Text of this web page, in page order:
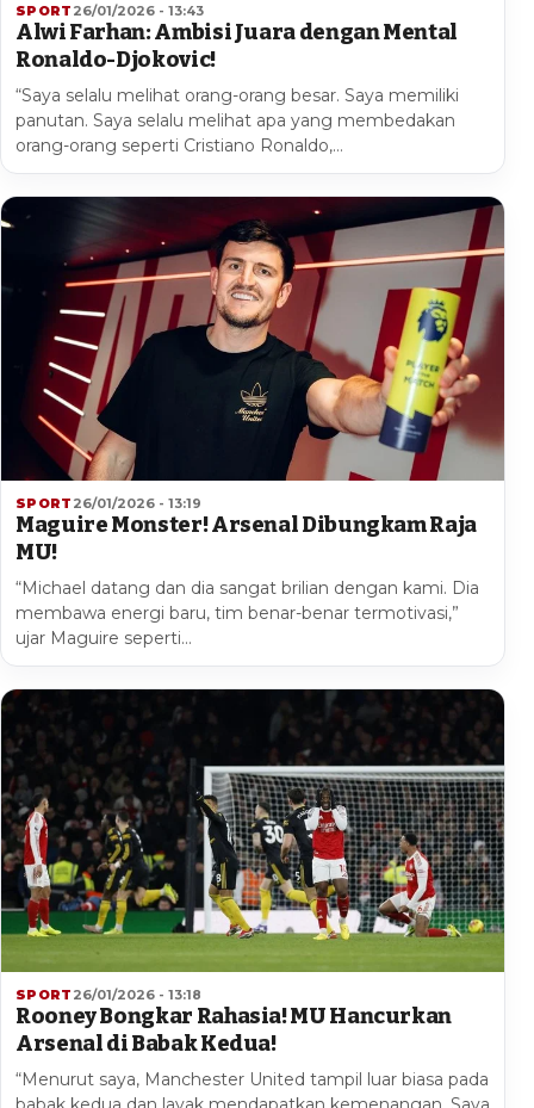
SPORT 26/01/2026 - 13:43
Alwi Farhan: Ambisi Juara dengan Mental
Ronaldo-Djokovic!
“Saya selalu melihat orang-orang besar. Saya memiliki
panutan. Saya selalu melihat apa yang membedakan
orang-orang seperti Cristiano Ronaldo,…
SPORT 26/01/2026 - 13:19
Maguire Monster! Arsenal Dibungkam Raja
MU!
“Michael datang dan dia sangat brilian dengan kami. Dia
membawa energi baru, tim benar-benar termotivasi,”
ujar Maguire seperti…
SPORT 26/01/2026 - 13:18
Rooney Bongkar Rahasia! MU Hancurkan
Arsenal di Babak Kedua!
“Menurut saya, Manchester United tampil luar biasa pada